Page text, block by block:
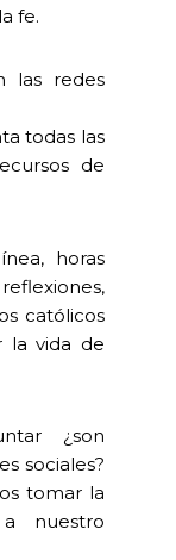
fe.
las redes
todas las
de
horas
católicos
la vida de
¿son
sociales?
tomar la
nuestro